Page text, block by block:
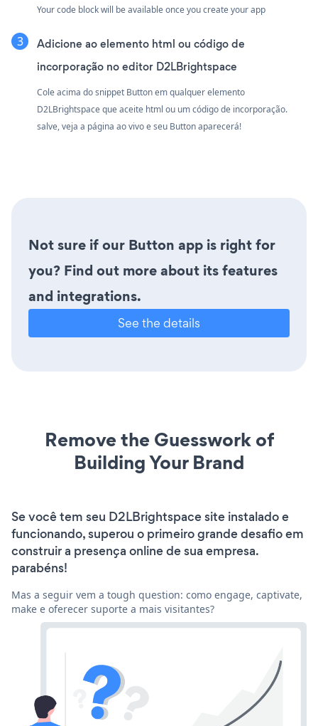
Your code block will be available once you create your app
Adicione ao elemento html ou código de
incorporação no editor D2LBrightspace
Cole acima do snippet Button em qualquer elemento
D2LBrightspace que aceite html ou um código de incorporação.
salve, veja a página ao vivo e seu Button aparecerá!
Not sure if our Button app is right for
you? Find out more about its features
and integrations.
See the details
Remove the Guesswork of
Building Your Brand
Se você tem seu D2LBrightspace site instalado e
funcionando, superou o primeiro grande desafio em
construir a presença online de sua empresa.
parabéns!
Mas a seguir vem a tough question: como engage, captivate,
make e oferecer suporte a mais visitantes?